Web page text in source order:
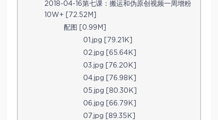
2018-04-16第七课：搬运和伪原创视频一周增粉
10W+ [72.52M]
配图 [0.99M]
01.jpg [79.21K]
02.jpg [65.64K]
03.jpg [76.20K]
04.jpg [76.98K]
05.jpg [80.30K]
06.jpg [66.79K]
07.jpg [89.35K]